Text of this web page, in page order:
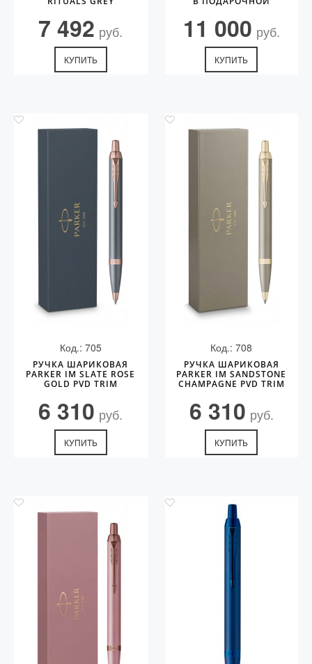
7 492 руб.
КУПИТЬ
BLUE
11 000 руб.
КУПИТЬ
Код.: 705
РУЧКА ШАРИКОВАЯ
PARKER IM SLATE ROSE
GOLD PVD TRIM
6 310 руб.
КУПИТЬ
Код.: 708
РУЧКА ШАРИКОВАЯ
PARKER IM SANDSTONE
CHAMPAGNE PVD TRIM
6 310 руб.
КУПИТЬ